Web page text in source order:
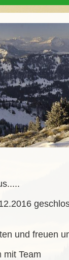
und freuen
mit Team